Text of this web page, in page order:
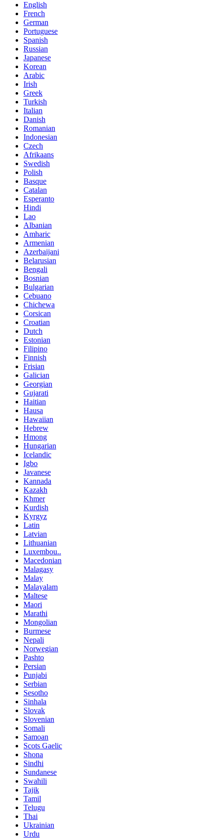
English
French
German
Portuguese
Spanish
Russian
Japanese
Korean
Arabic
Irish
Greek
Turkish
Italian
Danish
Romanian
Indonesian
Czech
Afrikaans
Swedish
Polish
Basque
Catalan
Esperanto
Hindi
Lao
Albanian
Amharic
Armenian
Azerbaijani
Belarusian
Bengali
Bosnian
Bulgarian
Cebuano
Chichewa
Corsican
Croatian
Dutch
Estonian
Filipino
Finnish
Frisian
Galician
Georgian
Gujarati
Haitian
Hausa
Hawaiian
Hebrew
Hmong
Hungarian
Icelandic
Igbo
Javanese
Kannada
Kazakh
Khmer
Kurdish
Kyrgyz
Latin
Latvian
Lithuanian
Luxembou..
Macedonian
Malagasy
Malay
Malayalam
Maltese
Maori
Marathi
Mongolian
Burmese
Nepali
Norwegian
Pashto
Persian
Punjabi
Serbian
Sesotho
Sinhala
Slovak
Slovenian
Somali
Samoan
Scots Gaelic
Shona
Sindhi
Sundanese
Swahili
Tajik
Tamil
Telugu
Thai
Ukrainian
Urdu